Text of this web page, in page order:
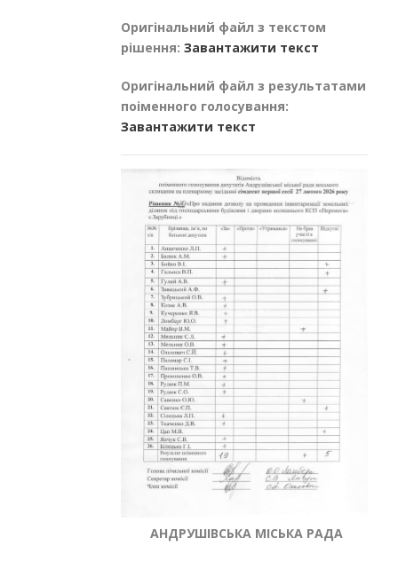
Оригінальний файл з текстом
рішення: Завантажити текст
Оригінальний файл з результатами
поіменного голосування:
Завантажити текст
АНДРУШІВСЬКА МІСЬКА РАДА